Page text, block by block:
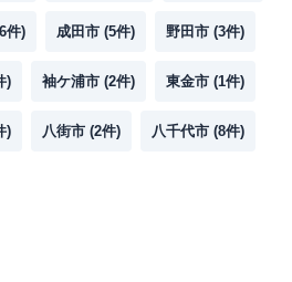
6件) 成田市 (5件) 野田市 (3件)
) 袖ケ浦市 (2件) 東金市 (1件)
) 八街市 (2件) 八千代市 (8件)